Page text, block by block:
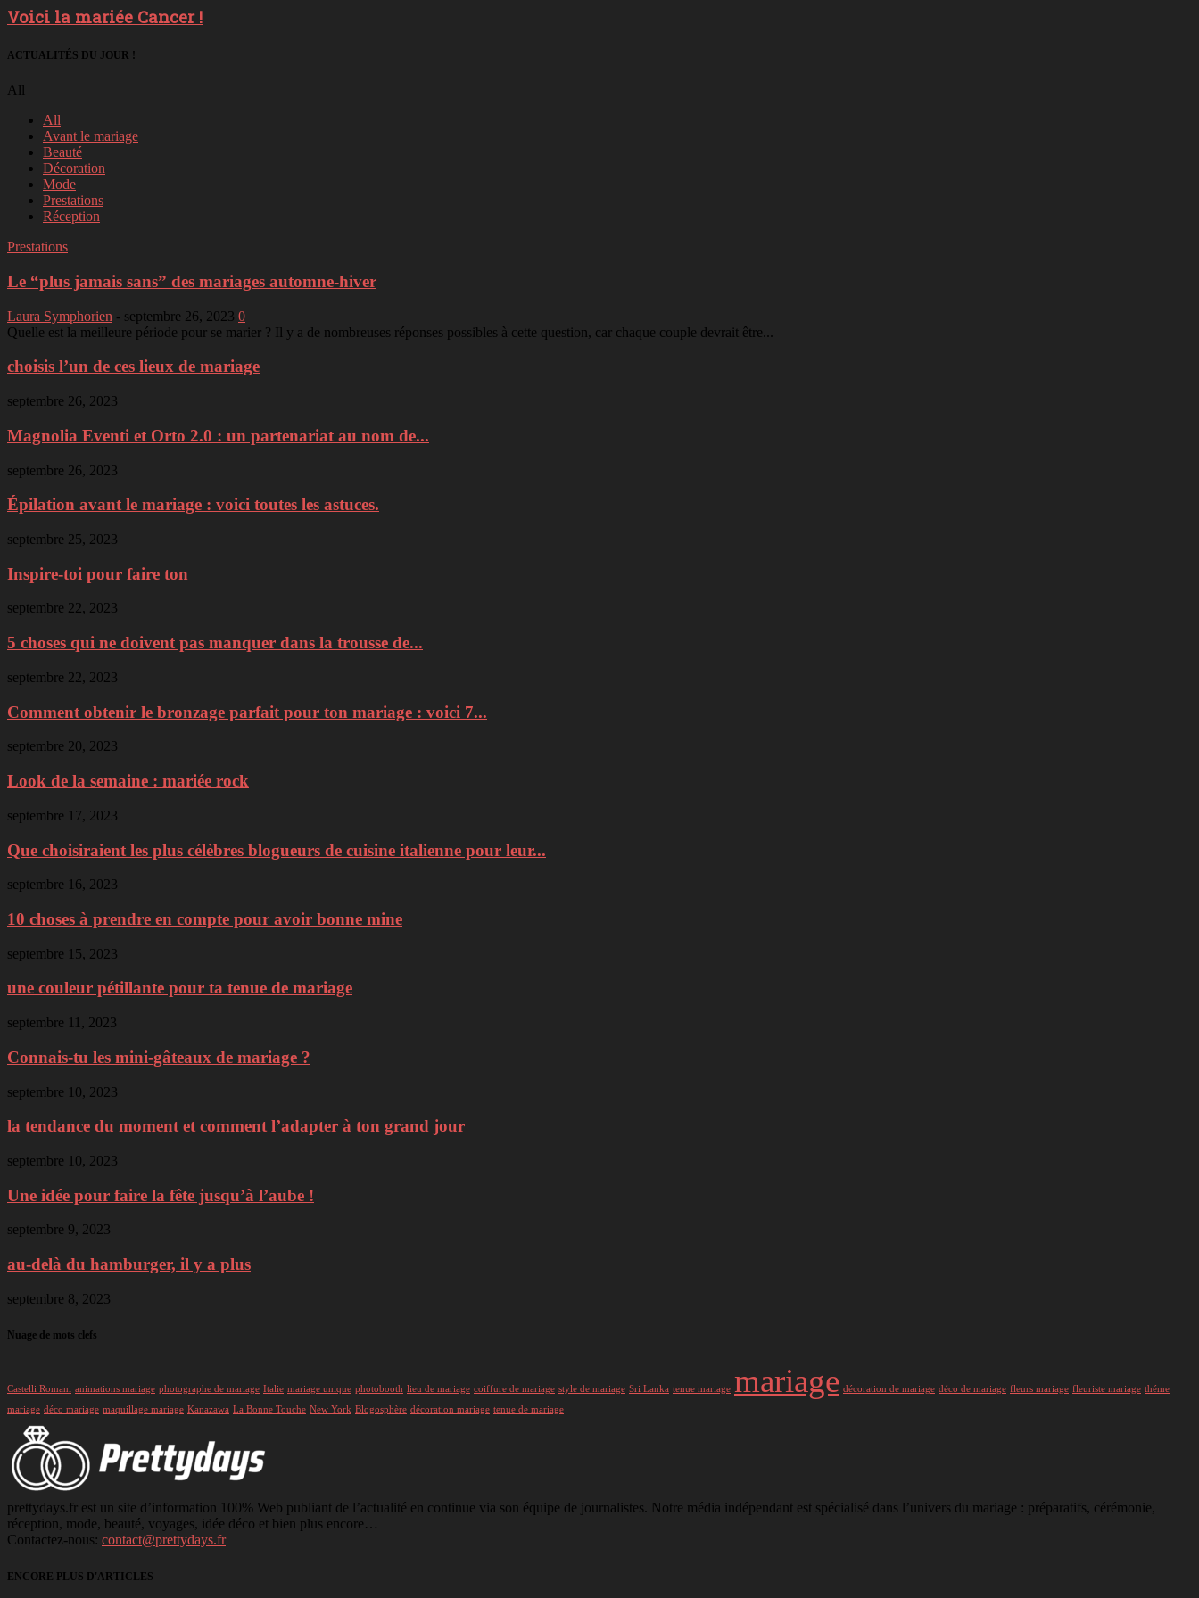
Voici la mariée Cancer !
ACTUALITÉS DU JOUR !
All
All
Avant le mariage
Beauté
Décoration
Mode
Prestations
Réception
Prestations
Le “plus jamais sans” des mariages automne-hiver
Laura Symphorien - septembre 26, 2023 0
Quelle est la meilleure période pour se marier ? Il y a de nombreuses réponses possibles à cette question, car chaque couple devrait être...
choisis l’un de ces lieux de mariage
septembre 26, 2023
Magnolia Eventi et Orto 2.0 : un partenariat au nom de...
septembre 26, 2023
Épilation avant le mariage : voici toutes les astuces.
septembre 25, 2023
Inspire-toi pour faire ton
septembre 22, 2023
5 choses qui ne doivent pas manquer dans la trousse de...
septembre 22, 2023
Comment obtenir le bronzage parfait pour ton mariage : voici 7...
septembre 20, 2023
Look de la semaine : mariée rock
septembre 17, 2023
Que choisiraient les plus célèbres blogueurs de cuisine italienne pour leur...
septembre 16, 2023
10 choses à prendre en compte pour avoir bonne mine
septembre 15, 2023
une couleur pétillante pour ta tenue de mariage
septembre 11, 2023
Connais-tu les mini-gâteaux de mariage ?
septembre 10, 2023
la tendance du moment et comment l’adapter à ton grand jour
septembre 10, 2023
Une idée pour faire la fête jusqu’à l’aube !
septembre 9, 2023
au-delà du hamburger, il y a plus
septembre 8, 2023
Nuage de mots clefs
Castelli Romani animations mariage photographe de mariage Italie mariage unique photobooth lieu de mariage coiffure de mariage style de mariage Sri Lanka tenue mariage mariage décoration de mariage déco de mariage fleurs mariage fleuriste mariage théme
mariage déco mariage maquillage mariage Kanazawa La Bonne Touche New York Blogosphère décoration mariage tenue de mariage
prettydays.fr est un site d’information 100% Web publiant de l’actualité en continue via son équipe de journalistes. Notre média indépendant est spécialisé dans l’univers du mariage : préparatifs, cérémonie,
réception, mode, beauté, voyages, idée déco et bien plus encore…
Contactez-nous: contact@prettydays.fr
ENCORE PLUS D'ARTICLES